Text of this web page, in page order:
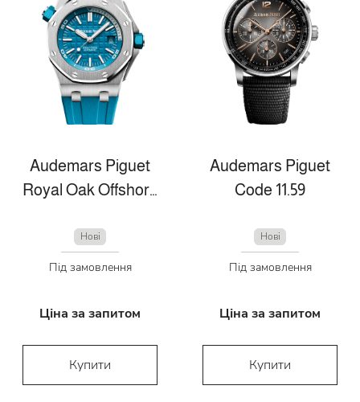
Audemars Piguet
Royal Oak Offshore
Нові
Під замовлення
Ціна за запитом
Купити
Audemars Piguet
Code 11.59
Нові
Під замовлення
Ціна за запитом
Купити